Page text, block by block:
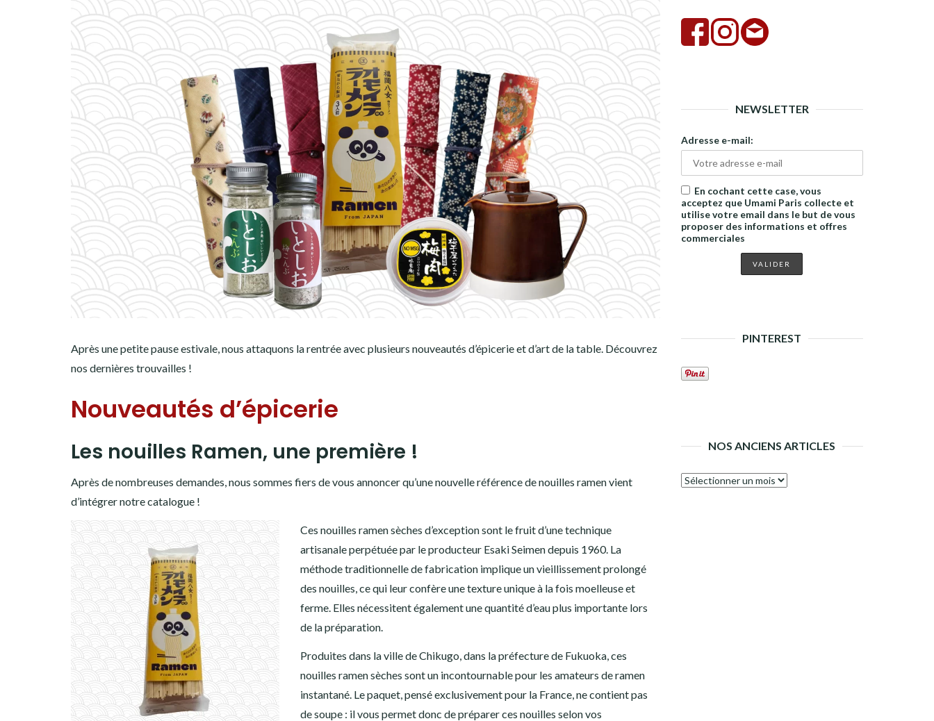
Après une petite pause estivale, nous attaquons la rentrée avec plusieurs nouveautés d’épicerie et d’art de la table. Découvrez
nos dernières trouvailles !
Nouveautés d’épicerie
Les nouilles Ramen, une première !
Après de nombreuses demandes, nous sommes fiers de vous annoncer qu’une nouvelle référence de nouilles ramen vient
d’intégrer notre catalogue !
Ces nouilles ramen sèches d’exception sont le fruit d’une technique
artisanale perpétuée par le producteur Esaki Seimen depuis 1960. La
méthode traditionnelle de fabrication implique un vieillissement prolongé
des nouilles, ce qui leur confère une texture unique à la fois moelleuse et
ferme. Elles nécessitent également une quantité d’eau plus importante lors
de la préparation.
Produites dans la ville de Chikugo, dans la préfecture de Fukuoka, ces
nouilles ramen sèches sont un incontournable pour les amateurs de ramen
instantané. Le paquet, pensé exclusivement pour la France, ne contient pas
de soupe : il vous permet donc de préparer ces nouilles selon vos
NEWSLETTER
Adresse e-mail:
En cochant cette case, vous
acceptez que Umami Paris collecte et
utilise votre email dans le but de vous
proposer des informations et offres
commerciales
PINTEREST
NOS ANCIENS ARTICLES
Nos